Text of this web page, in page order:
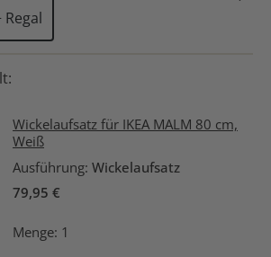
Regal
Wickelaufsatz für IKEA MALM 80 cm,
Weiß
Ausführung: Wickelaufsatz
79,95 €
Menge: 1